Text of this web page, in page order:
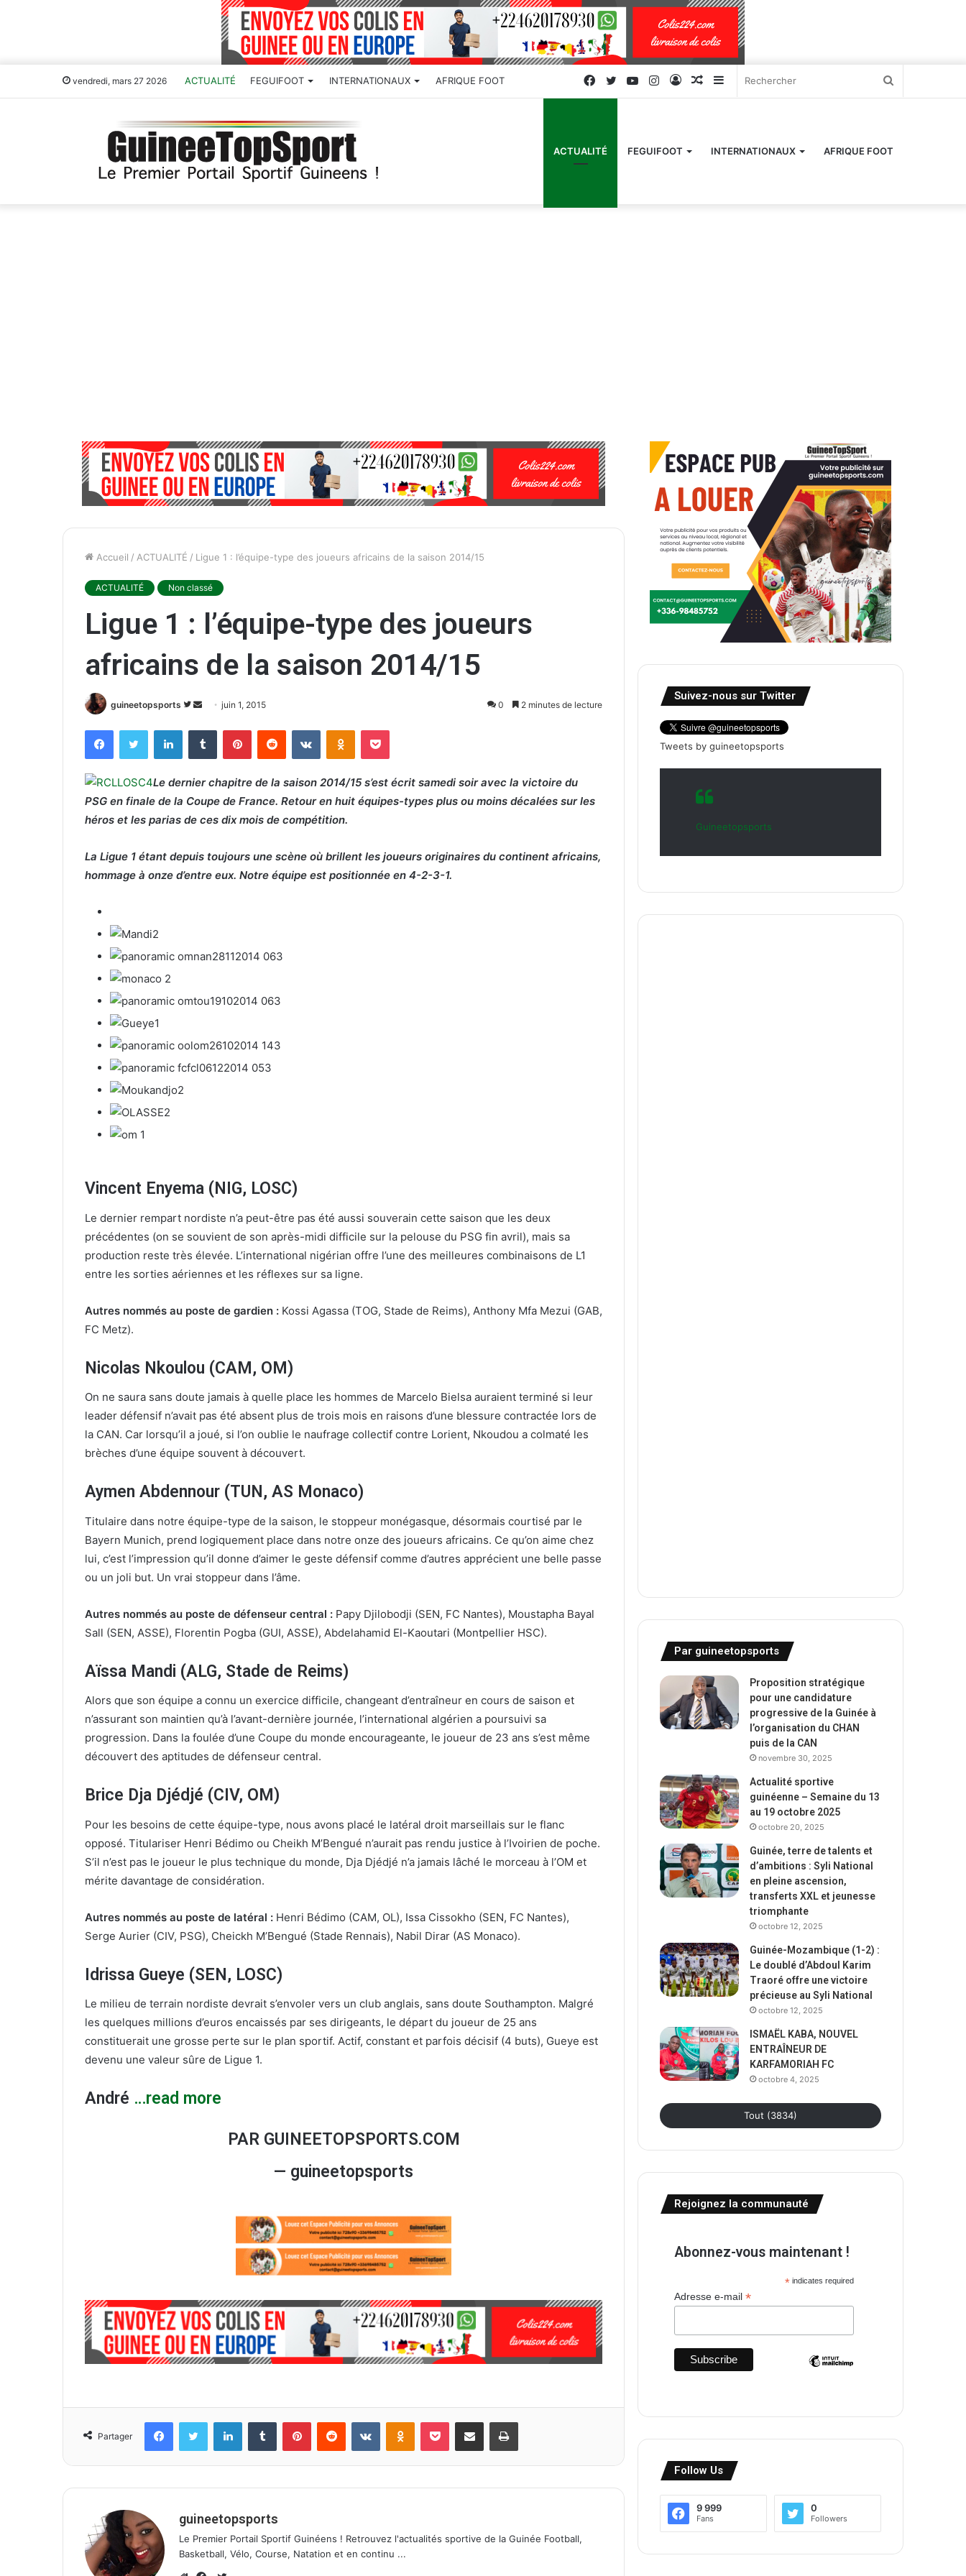
vendredi, mars 27 2026 ACTUALITÉ FEGUIFOOT INTERNATIONAUX AFRIQUE FOOT Sidebar
latérale)
Article
Connexion
Instagram
YouTube
Twitter
Facebook
ACTUALITÉ FEGUIFOOT INTERNATIONAUX AFRIQUE FOOT
Accueil / ACTUALITÉ / Ligue 1 : l’équipe-type des joueurs africains de la saison 2014/15
ACTUALITÉ Non classé
Ligue 1 : l’équipe-type des joueurs
africains de la saison 2014/15
guineetopsports
S
v
s
u
T
w
r
v
o
r
u
c
o
e
juin 1, 2015 0 2 minutes de lecture
Le dernier chapitre de la saison 2014/15 s’est écrit samedi soir avec la victoire du
PSG en finale de la Coupe de France. Retour en huit équipes-types plus ou moins décalées sur les
héros et les parias de ces dix mois de compétition.
La Ligue 1 étant depuis toujours une scène où brillent les joueurs originaires du continent africains,
hommage à onze d’entre eux. Notre équipe est positionnée en 4-2-3-1.
Vincent Enyema (NIG, LOSC)
Le dernier rempart nordiste n’a peut-être pas été aussi souverain cette saison que les deux
précédentes (on se souvient de son après-midi difficile sur la pelouse du PSG fin avril), mais sa
production reste très élevée. L’international nigérian offre l’une des meilleures combinaisons de L1
entre les sorties aériennes et les réflexes sur sa ligne.
Autres nommés au poste de gardien : Kossi Agassa (TOG, Stade de Reims), Anthony Mfa Mezui (GAB,
FC Metz).
Nicolas Nkoulou (CAM, OM)
On ne saura sans doute jamais à quelle place les hommes de Marcelo Bielsa auraient terminé si leur
leader défensif n’avait pas été absent plus de trois mois en raisons d’une blessure contractée lors de
la CAN. Car lorsqu’il a joué, si l’on oublie le naufrage collectif contre Lorient, Nkoudou a colmaté les
brèches d’une équipe souvent à découvert.
Aymen Abdennour (TUN, AS Monaco)
Titulaire dans notre équipe-type de la saison, le stoppeur monégasque, désormais courtisé par le
Bayern Munich, prend logiquement place dans notre onze des joueurs africains. Ce qu’on aime chez
lui, c’est l’impression qu’il donne d’aimer le geste défensif comme d’autres apprécient une belle passe
ou un joli but. Un vrai stoppeur dans l’âme.
Autres nommés au poste de défenseur central : Papy Djilobodji (SEN, FC Nantes), Moustapha Bayal
Sall (SEN, ASSE), Florentin Pogba (GUI, ASSE), Abdelahamid El-Kaoutari (Montpellier HSC).
Aïssa Mandi (ALG, Stade de Reims)
Alors que son équipe a connu un exercice difficile, changeant d’entraîneur en cours de saison et
n’assurant son maintien qu’à l’avant-dernière journée, l’international algérien a poursuivi sa
progression. Dans la foulée d’une Coupe du monde encourageante, le joueur de 23 ans s’est même
découvert des aptitudes de défenseur central.
Brice Dja Djédjé (CIV, OM)
Pour les besoins de cette équipe-type, nous avons placé le latéral droit marseillais sur le flanc
opposé. Titulariser Henri Bédimo ou Cheikh M’Bengué n’aurait pas rendu justice à l’Ivoirien de poche.
S’il n’est pas le joueur le plus technique du monde, Dja Djédjé n’a jamais lâché le morceau à l’OM et
mérite davantage de considération.
Autres nommés au poste de latéral : Henri Bédimo (CAM, OL), Issa Cissokho (SEN, FC Nantes),
Serge Aurier (CIV, PSG), Cheickh M’Bengué (Stade Rennais), Nabil Dirar (AS Monaco).
Idrissa Gueye (SEN, LOSC)
Le milieu de terrain nordiste devrait s’envoler vers un club anglais, sans doute Southampton. Malgré
les quelques millions d’euros encaissés par ses dirigeants, le départ du joueur de 25 ans
constituerait une grosse perte sur le plan sportif. Actif, constant et parfois décisif (4 buts), Gueye est
devenu une valeur sûre de Ligue 1.
André …read more
PAR GUINEETOPSPORTS.COM
— guineetopsports
Partager
guineetopsports
Le Premier Portail Sportif Guinéens ! Retrouvez l'actualités sportive de la Guinée Football,
Basketball, Vélo, Course, Natation et en continu ...
Suivez-nous sur Twitter
Tweets by guineetopsports
Guineetopsports
Par guineetopsports
Proposition stratégique
pour une candidature
progressive de la Guinée à
l’organisation du CHAN
puis de la CAN
novembre 30, 2025
Actualité sportive
guinéenne – Semaine du 13
au 19 octobre 2025
octobre 20, 2025
Guinée, terre de talents et
d’ambitions : Syli National
en pleine ascension,
transferts XXL et jeunesse
triomphante
octobre 12, 2025
Guinée-Mozambique (1-2) :
Le doublé d’Abdoul Karim
Traoré offre une victoire
précieuse au Syli National
octobre 12, 2025
ISMAËL KABA, NOUVEL
ENTRAÎNEUR DE
KARFAMORIAH FC
octobre 4, 2025
Tout (3834)
Rejoignez la communauté
Abonnez-vous maintenant !
*indicates required
Adresse e-mail*
Follow Us
9 999
Fans
0
Followers